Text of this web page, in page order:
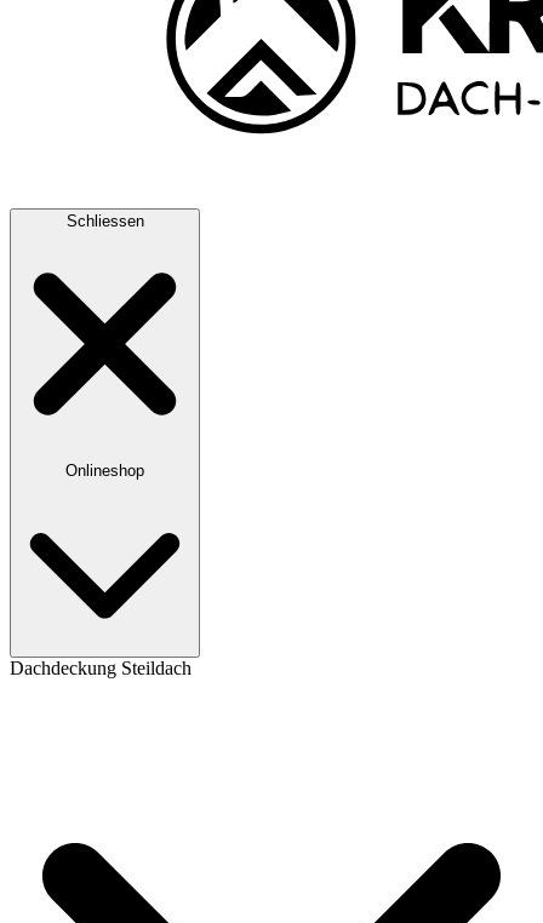
Schliessen
Onlineshop
Dachdeckung Steildach